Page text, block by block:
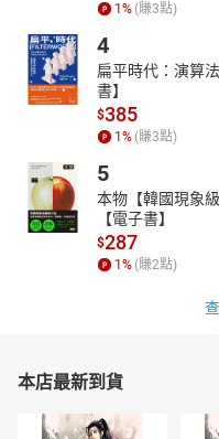
1 % (賺3點)
4
扁平時代：演算
書】
$385
1 % (賺3點)
5
本物【韓國現象
【電子書】
$287
1 % (賺2點)
本店最新到貨